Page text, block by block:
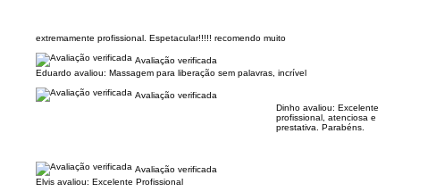
extremamente profissional. Espetacular!!!!! recomendo muito
Avaliação verificada
Eduardo avaliou: Massagem para liberação sem palavras, incrível
Avaliação verificada
Dinho avaliou: Excelente
profissional, atenciosa e
prestativa. Parabéns.
Avaliação verificada
Elvis avaliou: Excelente Profissional